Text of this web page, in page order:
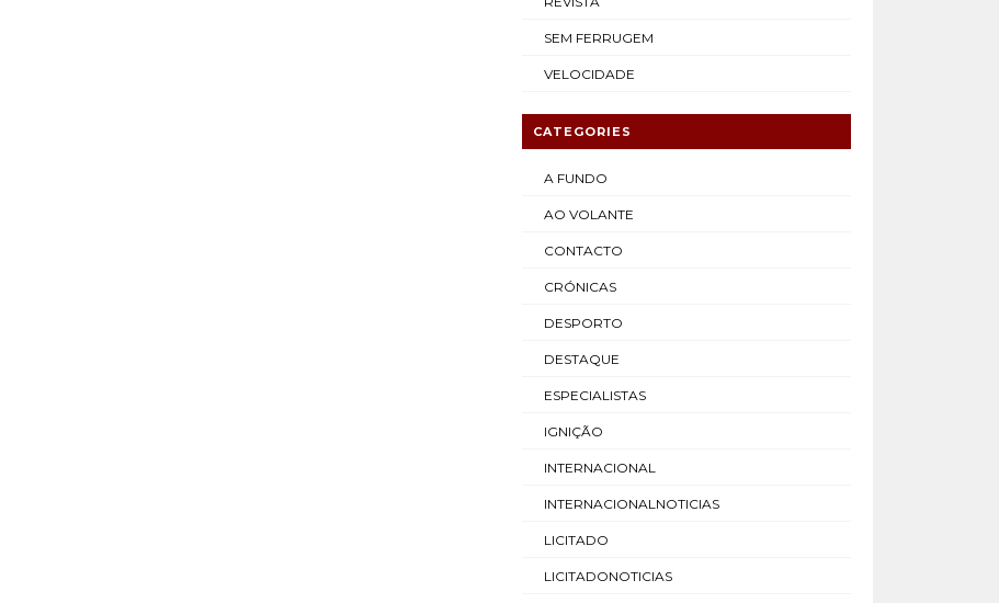
SEM FERRUGEM
VELOCIDADE
CATEGORIES
A FUNDO
AO VOLANTE
CONTACTO
CRÓNICAS
DESPORTO
DESTAQUE
ESPECIALISTAS
IGNIÇÃO
INTERNACIONAL
INTERNACIONALNOTICIAS
LICITADO
LICITADONOTICIAS